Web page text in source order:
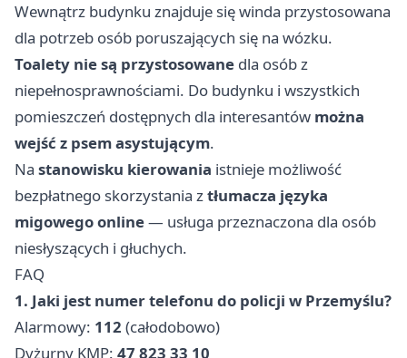
Wewnątrz budynku znajduje się winda przystosowana
dla potrzeb osób poruszających się na wózku.
Toalety nie są przystosowane dla osób z
niepełnosprawnościami. Do budynku i wszystkich
pomieszczeń dostępnych dla interesantów można
wejść z psem asystującym.
Na stanowisku kierowania istnieje możliwość
bezpłatnego skorzystania ztłumacza języka
migowego online— usługa przeznaczona dla osób
niesłyszących i głuchych.
FAQ
1. Jaki jest numer telefonu do policji w Przemyślu?
Alarmowy: 112 (całodobowo)
Dyżurny KMP: 47 823 33 10